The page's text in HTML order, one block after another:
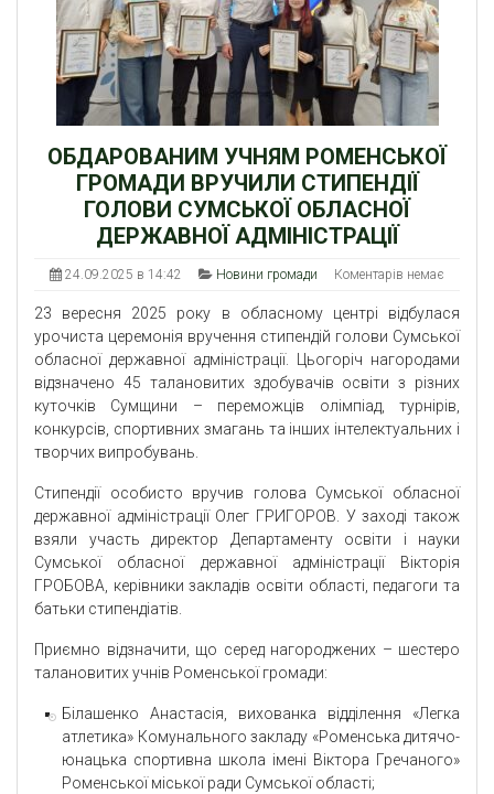
ОБДАРОВАНИМ УЧНЯМ РОМЕНСЬКОЇ
ГРОМАДИ ВРУЧИЛИ СТИПЕНДІЇ
ГОЛОВИ СУМСЬКОЇ ОБЛАСНОЇ
ДЕРЖАВНОЇ АДМІНІСТРАЦІЇ
24.09.2025 в 14:42 Новини громади Коментарів немає
23 вересня 2025 року в обласному центрі відбулася
урочиста церемонія вручення стипендій голови Сумської
обласної державної адміністрації. Цьогоріч нагородами
відзначено 45 талановитих здобувачів освіти з різних
куточків Сумщини – переможців олімпіад, турнірів,
конкурсів, спортивних змагань та інших інтелектуальних і
творчих випробувань.
Стипендії особисто вручив голова Сумської обласної
державної адміністрації Олег ГРИГОРОВ. У заході також
взяли участь директор Департаменту освіти і науки
Сумської обласної державної адміністрації Вікторія
ГРОБОВА, керівники закладів освіти області, педагоги та
батьки стипендіатів.
Приємно відзначити, що серед нагороджених – шестеро
талановитих учнів Роменської громади:
Білашенко Анастасія, вихованка відділення «Легка
атлетика» Комунального закладу «Роменська дитячо-
юнацька спортивна школа імені Віктора Гречаного»
Роменської міської ради Сумської області;